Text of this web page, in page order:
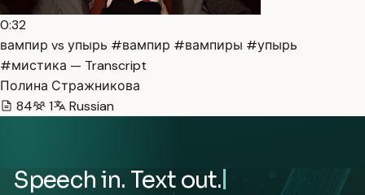
0:32
вампир vs упырь #вампир #вампиры #упырь
#мистика — Transcript
Полина Стражникова
84
1 Russian
Speech in. Text out.